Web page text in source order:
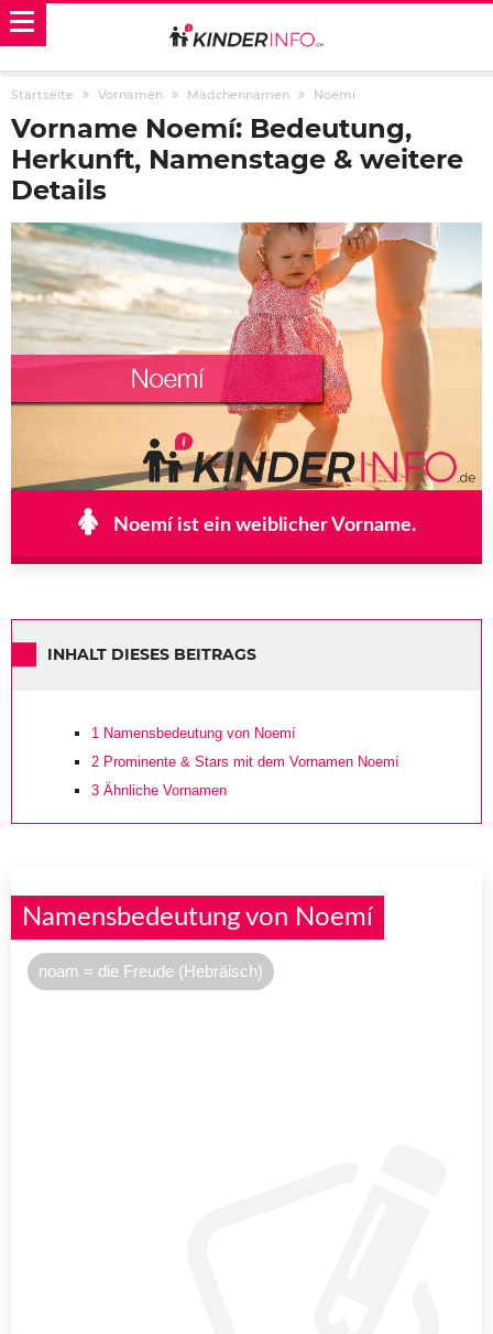
Startseite Vornamen Mädchennamen Noemí
Vorname Noemí: Bedeutung,
Herkunft, Namenstage & weitere
Details
Noemí ist ein weiblicher Vorname.
INHALT DIESES BEITRAGS
1 Namensbedeutung von Noemí
2 Prominente & Stars mit dem Vornamen Noemí
3 Ähnliche Vornamen
Namensbedeutung von Noemí
noam = die Freude (Hebräisch)